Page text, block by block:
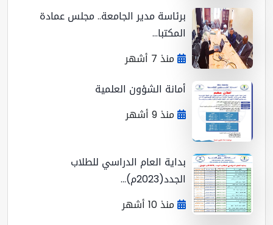
برئاسة مدير الجامعة.. مجلس عمادة
المكتبا...
منذ 7 أشهر
أمانة الشؤون العلمية
منذ 9 أشهر
بداية العام الدراسي للطلاب
الجدد(2023م)...
منذ 10 أشهر